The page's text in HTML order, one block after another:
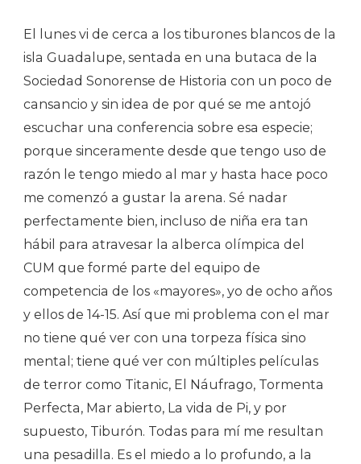
El lunes vi de cerca a los tiburones blancos de la
isla Guadalupe, sentada en una butaca de la
Sociedad Sonorense de Historia con un poco de
cansancio y sin idea de por qué se me antojó
escuchar una conferencia sobre esa especie;
porque sinceramente desde que tengo uso de
razón le tengo miedo al mar y hasta hace poco
me comenzó a gustar la arena. Sé nadar
perfectamente bien, incluso de niña era tan
hábil para atravesar la alberca olímpica del
CUM que formé parte del equipo de
competencia de los «mayores», yo de ocho años
y ellos de 14-15. Así que mi problema con el mar
no tiene qué ver con una torpeza física sino
mental; tiene qué ver con múltiples películas
de terror como Titanic, El Náufrago, Tormenta
Perfecta, Mar abierto, La vida de Pi, y por
supuesto, Tiburón. Todas para mí me resultan
una pesadilla. Es el miedo a lo profundo, a la